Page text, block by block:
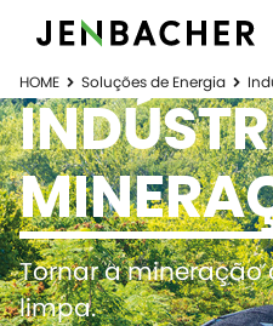
HOME Soluções de Energia
Tornar a mineração
limpa.